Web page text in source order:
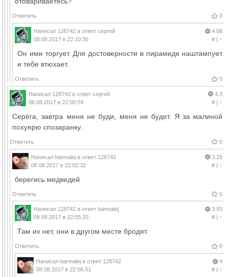
Ответить 0
Написал 128742 в ответ сергей
08.08.2017 в 22:10:36
4.06
#| ↑
Он ими торгует. Для достоверности в пирамиде наштампует
и тебе втюхает.
Ответить 0
Написал 128742 в ответ сергей
08.08.2017 в 22:00:59
4.3
#| ↑
Серёга, завтра меня не буди, меня не будет. Я за малиной
похуярю спозаранку.
Ответить 0
Написал barmalej в ответ 128742
08.08.2017 в 22:02:32
3.29
#| ↑
берегись медведей
Ответить 0
Написал 128742 в ответ barmalej
08.08.2017 в 22:05:25
3.93
#| ↑
Там их нет, они в другом месте бродят.
Ответить 0
Написал barmalej в ответ 128742
08.08.2017 в 22:06:51
4
#| ↑